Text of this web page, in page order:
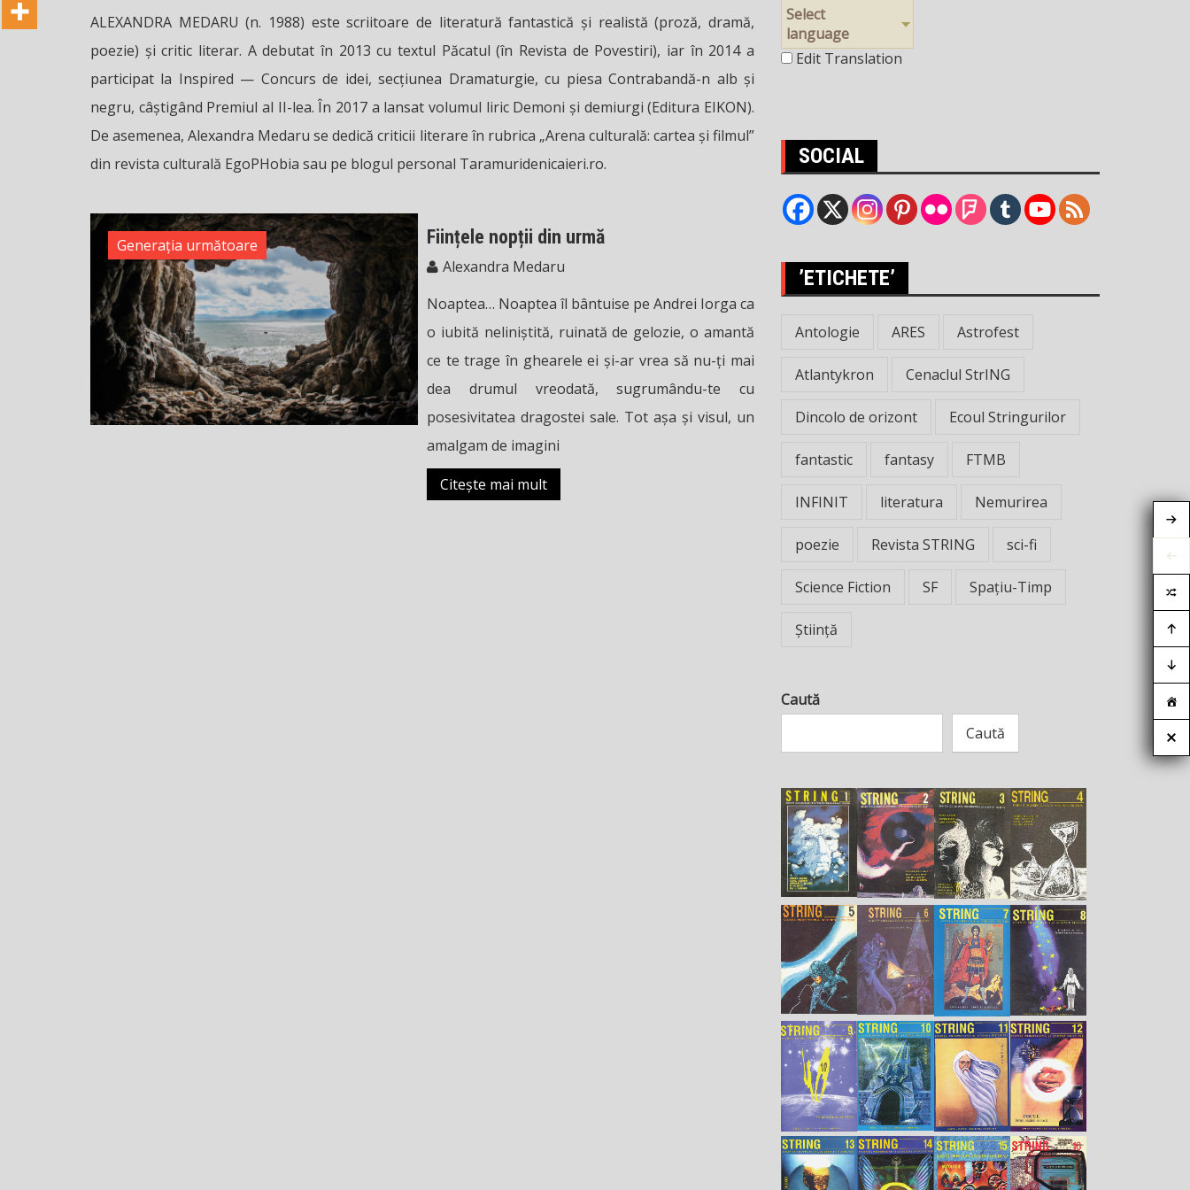
ALEXANDRA MEDARU (n. 1988) este scriitoare de literatură fantastică și realistă (proză, dramă,
poezie) și critic literar. A debutat în 2013 cu textul Păcatul (în Revista de Povestiri), iar în 2014 a
participat la Inspired — Concurs de idei, secțiunea Dramaturgie, cu piesa Contrabandă-n alb și
negru, câștigând Premiul al II-lea. În 2017 a lansat volumul liric Demoni și demiurgi (Editura EIKON).
De asemenea, Alexandra Medaru se dedică criticii literare în rubrica „Arena culturală: cartea și filmul”
din revista culturală EgoPHobia sau pe blogul personal Taramuridenicaieri.ro.
Generația următoare Ființele nopții din urmă
Alexandra Medaru
Noaptea… Noaptea îl bântuise pe Andrei Iorga ca
o iubită neliniștită, ruinată de gelozie, o amantă
ce te trage în ghearele ei și-ar vrea să nu-ți mai
dea drumul vreodată, sugrumându-te cu
posesivitatea dragostei sale. Tot așa și visul, un
amalgam de imagini
Citește mai mult
Select
language
Edit Translation
SOCIAL
’ETICHETE’
Antologie ARES Astrofest
Atlantykron Cenaclul StrING
Dincolo de orizont Ecoul Stringurilor
fantastic fantasy FTMB
INFINIT literatura Nemurirea
poezie Revista STRING sci-fi
Science Fiction SF Spațiu-Timp
Știință
Caută
Caută